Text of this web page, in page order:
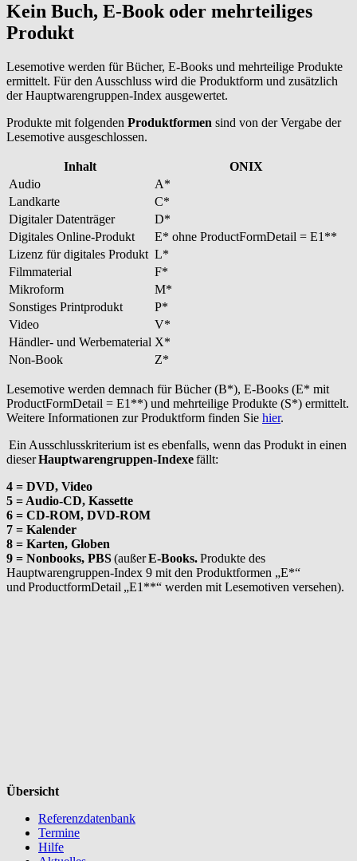
Kein Buch, E-Book oder mehrteiliges
Produkt
Lesemotive werden für Bücher, E-Books und mehrteilige Produkte
ermittelt. Für den Ausschluss wird die Produktform und zusätzlich
der Hauptwarengruppen-Index ausgewertet.
Produkte mit folgenden Produktformen sind von der Vergabe der
Lesemotive ausgeschlossen.
Inhalt
ONIX
Audio
A*
Landkarte
C*
Digitaler Datenträger
D*
Digitales Online-Produkt
E* ohne ProductFormDetail = E1**
Lizenz für digitales Produkt L*
Filmmaterial
F*
Mikroform
M*
Sonstiges Printprodukt
P*
Video
V*
Händler- und Werbematerial X*
Non-Book
Z*
Lesemotive werden demnach für Bücher (B*), E-Books (E* mit
ProductFormDetail = E1**) und mehrteilige Produkte (S*) ermittelt.
Weitere Informationen zur Produktform finden Sie hier.
Ein Ausschlusskriterium ist es ebenfalls, wenn das Produkt in einen
dieserHauptwarengruppen-Indexefällt:
4 = DVD, Video
5 = Audio-CD, Kassette
6 = CD-ROM, DVD-ROM
7 = Kalender
8 = Karten, Globen
9 = Nonbooks, PBS(außerE-Books.Produkte des
Hauptwarengruppen-Index 9 mit den Produktformen „E*“
und ProductformDetail „E1**“ werden mit Lesemotiven versehen).
Übersicht
Referenzdatenbank
Termine
Hilfe